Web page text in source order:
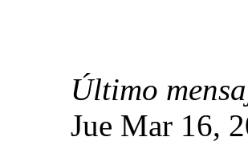
Último
Jue Mar 16,